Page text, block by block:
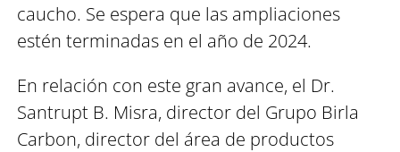
caucho. Se espera que las ampliaciones
estén terminadas en el año de 2024.
En relación con este gran avance, el Dr.
Santrupt B. Misra, director del Grupo Birla
Carbon, director del área de productos